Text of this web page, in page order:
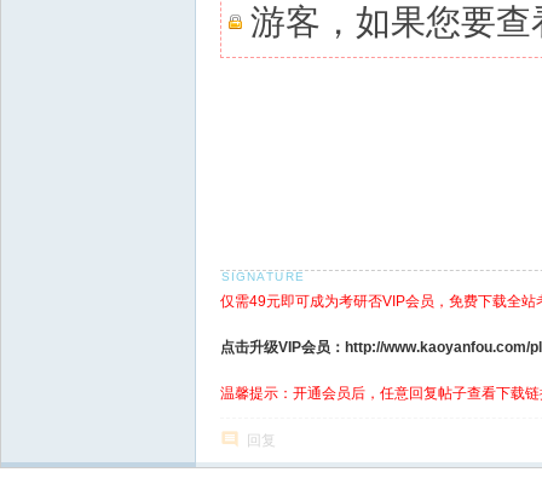
游客，如果您要
仅需49元即可成为考研否VIP会员，免费下载全站
点击升级VIP会员：http://www.kaoyanfou.com/
温馨提示：开通会员后，任意回复帖子查看下载
回复